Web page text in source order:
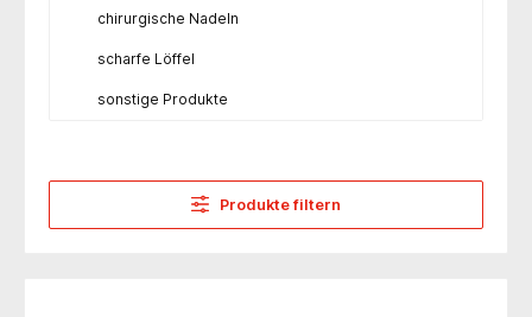
chirurgische Nadeln
scharfe Löffel
sonstige Produkte
Produkte filtern